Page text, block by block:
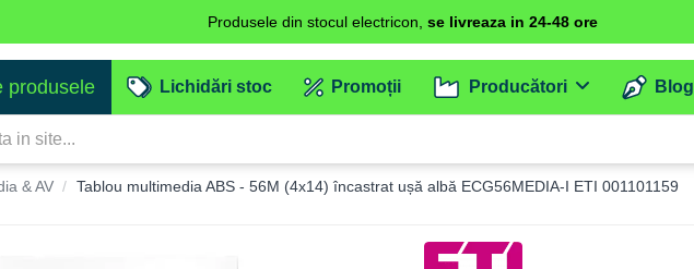
Produsele din stocul electricon, se livreaza in 24-48 ore
produsele Lichidări stoc Promoții Producători Blog
& AV Tablou multimedia ABS - 56M (4x14) încastrat ușă albă ECG56MEDIA-I ETI 001101159